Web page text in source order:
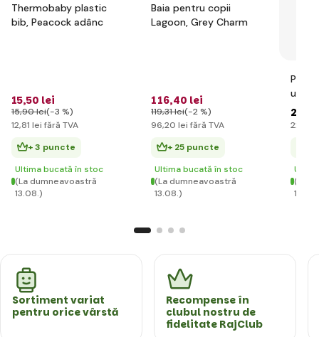
Thermobaby plastic
bib, Peacock adânc
15,50 lei
15,90 lei(-3 %)
12,81 lei fără TVA
+ 3 puncte
Ultima bucată în stoc
(La dumneavoastră
13.08.)
Baia pentru copii
Lagoon, Grey Charm
116,40 lei
119,31 lei(-2 %)
96,20 lei fără TVA
+ 25 puncte
Ultima bucată în stoc
(La dumneavoastră
13.08.)
unică
albă
27
22
(La
Sortiment variat
pentru orice vârstă
Recompense în
clubul nostru de
fidelitate RajClub